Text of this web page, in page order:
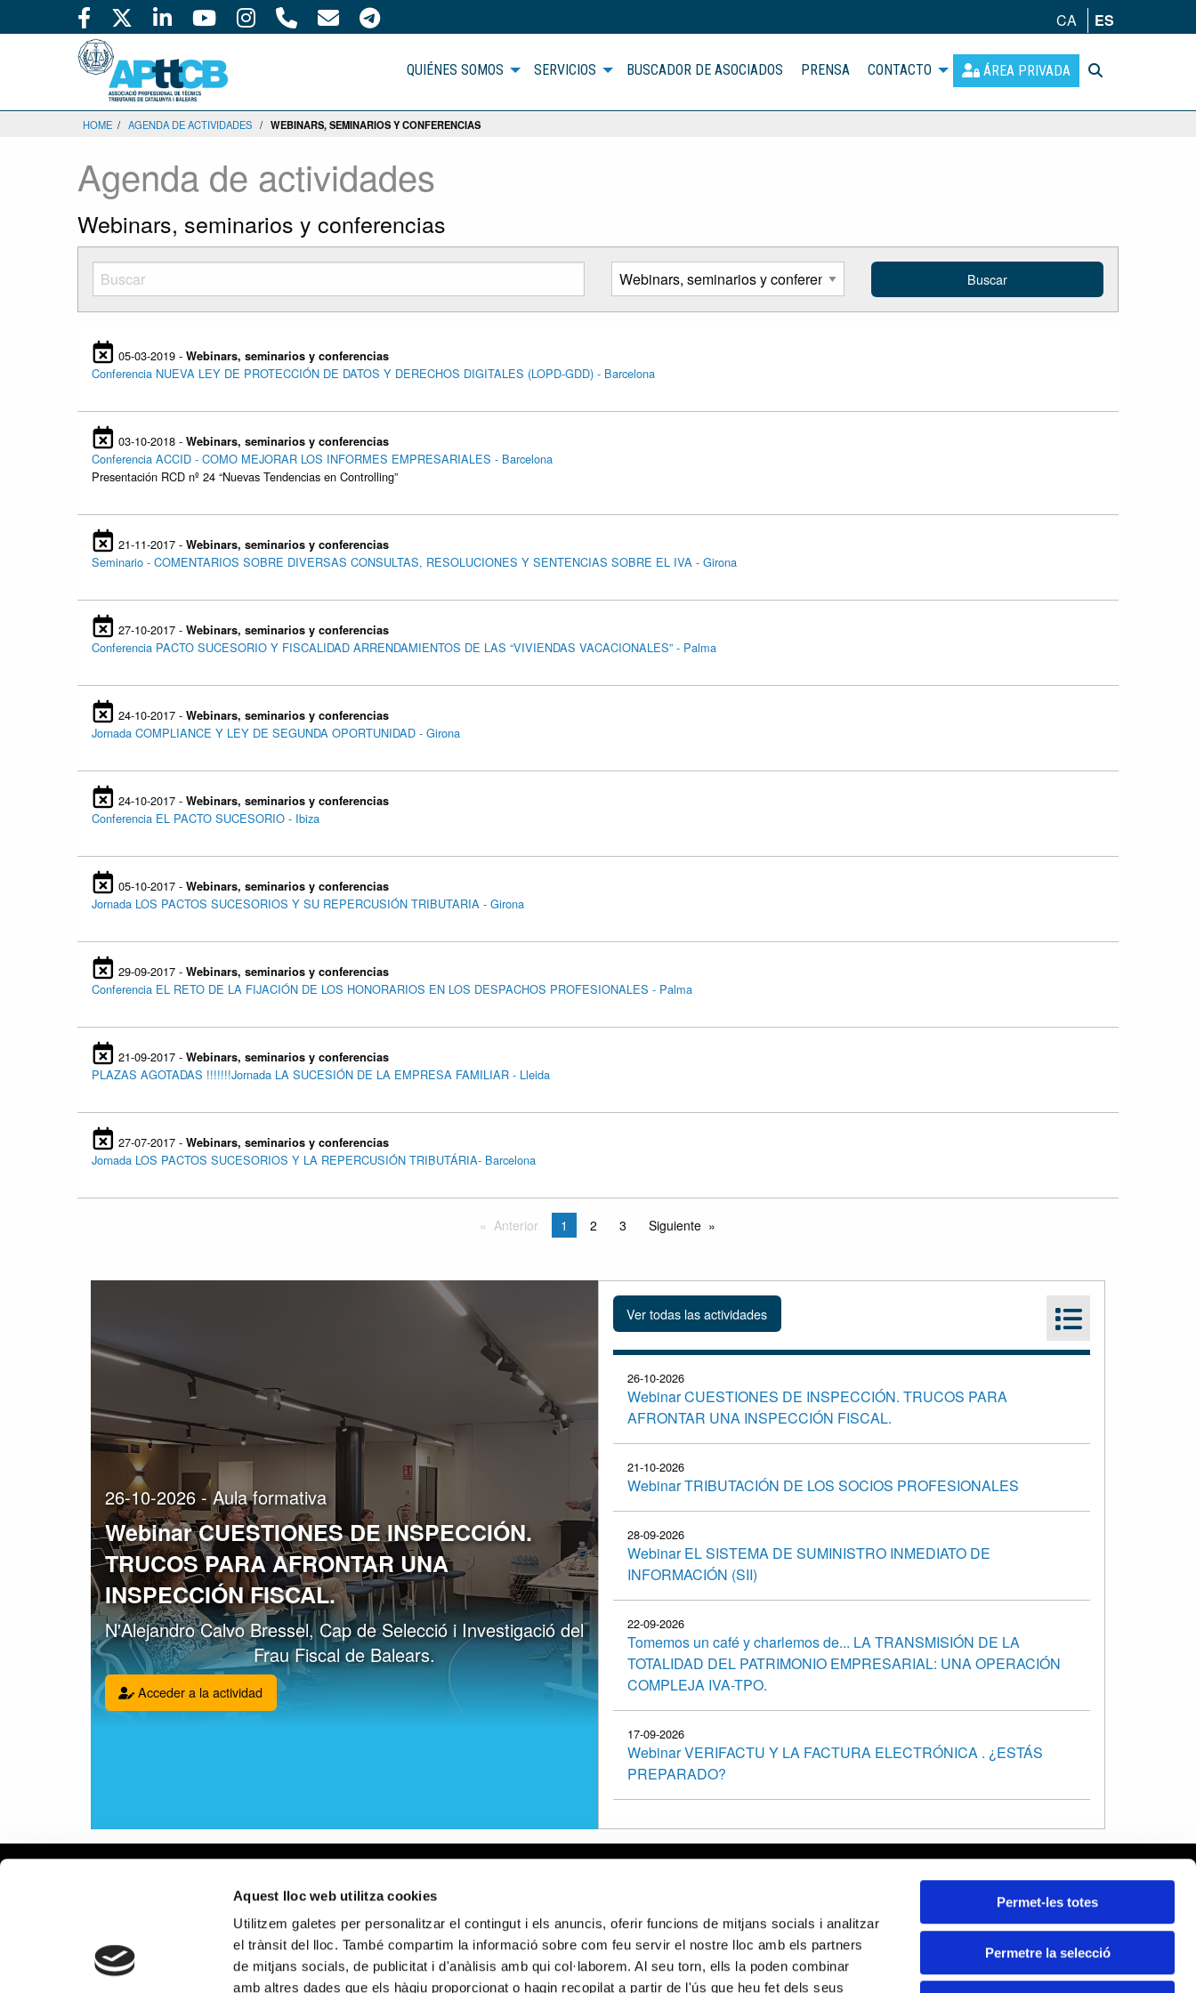
Aquest lloc web utilitza cookies
Utilitzem galetes per personalitzar el contingut i els anuncis, oferir funcions de mitjans socials i analitzar
el trànsit del lloc. També compartim la informació sobre com feu servir el nostre lloc amb els partners
de mitjans socials, de publicitat i d'anàlisis amb qui col·laborem. Al seu torn, ells la poden combinar
amb altres dades que els hàgiu proporcionat o hagin recopilat a partir de l'ús que heu fet dels seus
Permet-les totes
Permetre la selecció
CA ES
QUIÉNES SOMOS SERVICIOS BUSCADOR DE ASOCIADOS PRENSA CONTACTO ÁREA PRIVADA
HOME / AGENDA DE ACTIVIDADES / WEBINARS, SEMINARIOS Y CONFERENCIAS
Agenda de actividades
Webinars, seminarios y conferencias
05-03-2019 - Webinars, seminarios y conferencias
Conferencia NUEVA LEY DE PROTECCIÓN DE DATOS Y DERECHOS DIGITALES (LOPD-GDD) - Barcelona
03-10-2018 - Webinars, seminarios y conferencias
Conferencia ACCID - COMO MEJORAR LOS INFORMES EMPRESARIALES - Barcelona
Presentación RCD nº 24 “Nuevas Tendencias en Controlling”
21-11-2017 - Webinars, seminarios y conferencias
Seminario - COMENTARIOS SOBRE DIVERSAS CONSULTAS, RESOLUCIONES Y SENTENCIAS SOBRE EL IVA - Girona
27-10-2017 - Webinars, seminarios y conferencias
Conferencia PACTO SUCESORIO Y FISCALIDAD ARRENDAMIENTOS DE LAS “VIVIENDAS VACACIONALES” - Palma
24-10-2017 - Webinars, seminarios y conferencias
Jornada COMPLIANCE Y LEY DE SEGUNDA OPORTUNIDAD - Girona
24-10-2017 - Webinars, seminarios y conferencias
Conferencia EL PACTO SUCESORIO - Ibiza
05-10-2017 - Webinars, seminarios y conferencias
Jornada LOS PACTOS SUCESORIOS Y SU REPERCUSIÓN TRIBUTARIA - Girona
29-09-2017 - Webinars, seminarios y conferencias
Conferencia EL RETO DE LA FIJACIÓN DE LOS HONORARIOS EN LOS DESPACHOS PROFESIONALES - Palma
21-09-2017 - Webinars, seminarios y conferencias
PLAZAS AGOTADAS !!!!!!!Jornada LA SUCESIÓN DE LA EMPRESA FAMILIAR - Lleida
27-07-2017 - Webinars, seminarios y conferencias
Jornada LOS PACTOS SUCESORIOS Y LA REPERCUSIÓN TRIBUTÁRIA- Barcelona
Anterior 1 2 3 Siguiente
26-10-2026 - Aula formativa
Webinar CUESTIONES DE INSPECCIÓN.
TRUCOS PARA AFRONTAR UNA
INSPECCIÓN FISCAL.
N'Alejandro Calvo Bressel, Cap de Selecció i Investigació del
Frau Fiscal de Balears.
Acceder a la actividad
26-10-2026
Webinar CUESTIONES DE INSPECCIÓN. TRUCOS PARA
AFRONTAR UNA INSPECCIÓN FISCAL.
21-10-2026
Webinar TRIBUTACIÓN DE LOS SOCIOS PROFESIONALES
28-09-2026
Webinar EL SISTEMA DE SUMINISTRO INMEDIATO DE
INFORMACIÓN (SII)
22-09-2026
Tomemos un café y charlemos de... LA TRANSMISIÓN DE LA
TOTALIDAD DEL PATRIMONIO EMPRESARIAL: UNA OPERACIÓN
COMPLEJA IVA-TPO.
17-09-2026
Webinar VERIFACTU Y LA FACTURA ELECTRÓNICA . ¿ESTÁS
PREPARADO?
Política de privacidad
Política de cookies
Política de privacidad
en redes sociales
Delegación Lleida
Delegación Girona
Delegación Tarragona